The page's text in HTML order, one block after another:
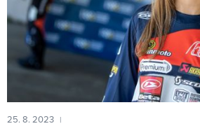
25. 8. 2023 |